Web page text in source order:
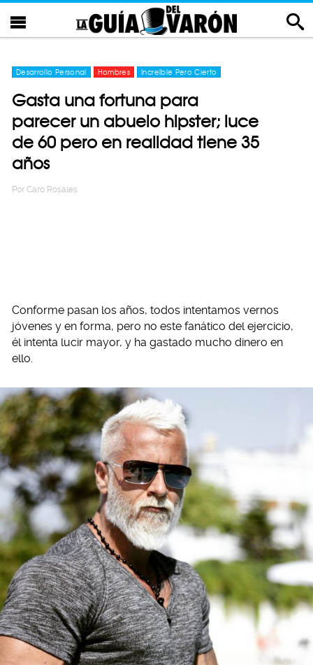
Desarrollo Personal Hombres Increíble Pero Cierto
Gasta una fortuna para
parecer un abuelo hipster; luce
de 60 pero en realidad tiene 35
años
Por Caro Rosales
Conforme pasan los años, todos intentamos vernos
jóvenes y en forma, pero no este fanático del ejercicio,
él intenta lucir mayor, y ha gastado mucho dinero en
ello.